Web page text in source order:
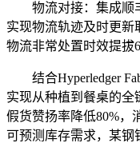
物流对接：集成顺丰
实现物流轨迹及时更新
物流非常处置时效提拔
结合Hyperledger
实现从种植到餐桌的全
假货赞扬率降低80%，
可预测库存需求，某钢